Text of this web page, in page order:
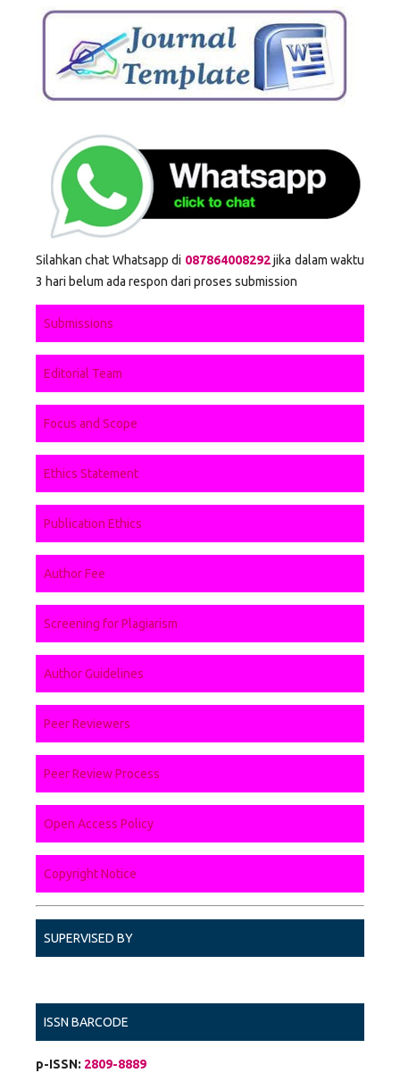
Silahkan chat Whatsapp di 087864008292jika dalam waktu
3 hari belum ada respon dari proses submission
Submissions
Editorial Team
Focus and Scope
Ethics Statement
Publication Ethics
Author Fee
Screening for Plagiarism
Author Guidelines
Peer Reviewers
Peer Review Process
Open Access Policy
Copyright Notice
SUPERVISED BY
ISSN BARCODE
p-ISSN: 2809-8889